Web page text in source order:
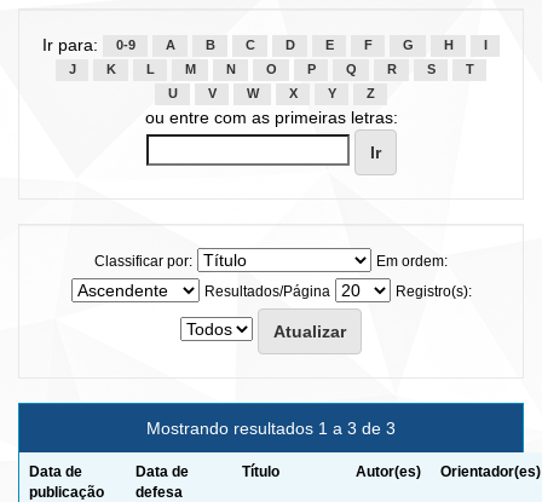
Ir para: 0-9 A B C D E F G H
J
K L M N O P Q R S
T
U
V W X Y Z
ou entre com as primeiras letras:
Classificar por:
Em ordem:
Resultados/Página
Registro(s):
Mostrando resultados 1 a 3 de 3
Data de
publicação
Data de
defesa
Título Autor(es) Orientador(es)